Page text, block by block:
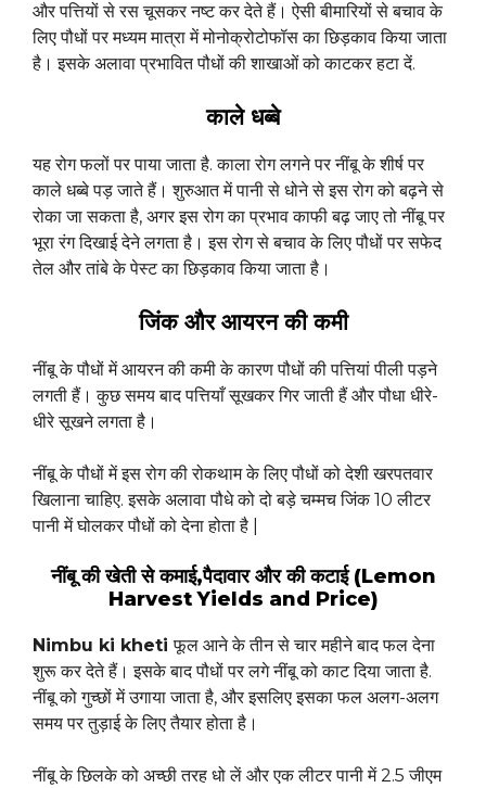
और पत्तियों से रस चूसकर नष्ट कर देते हैं। ऐसी बीमारियों से बचाव के
लिए पौधों पर मध्यम मात्रा में मोनोक्रोटोफॉस का छिड़काव किया जाता
है। इसके अलावा प्रभावित पौधों की शाखाओं को काटकर हटा दें.
काले धब्बे
यह रोग फलों पर पाया जाता है. काला रोग लगने पर नींबू के शीर्ष पर
काले धब्बे पड़ जाते हैं। शुरुआत में पानी से धोने से इस रोग को बढ़ने से
रोका जा सकता है, अगर इस रोग का प्रभाव काफी बढ़ जाए तो नींबू पर
भूरा रंग दिखाई देने लगता है। इस रोग से बचाव के लिए पौधों पर सफेद
तेल और तांबे के पेस्ट का छिड़काव किया जाता है।
जिंक और आयरन की कमी
नींबू के पौधों में आयरन की कमी के कारण पौधों की पत्तियां पीली पड़ने
लगती हैं। कुछ समय बाद पत्तियाँ सूखकर गिर जाती हैं और पौधा धीरे-
धीरे सूखने लगता है।
नींबू के पौधों में इस रोग की रोकथाम के लिए पौधों को देशी खरपतवार
खिलाना चाहिए. इसके अलावा पौधे को दो बड़े चम्मच जिंक 10 लीटर
पानी में घोलकर पौधों को देना होता है |
नींबू की खेती से कमाई,पैदावार और की कटाई (Lemon
Harvest Yields and Price)
Nimbu ki khetiफूल आने के तीन से चार महीने बाद फल देना
शुरू कर देते हैं। इसके बाद पौधों पर लगे नींबू को काट दिया जाता है.
नींबू को गुच्छों में उगाया जाता है, और इसलिए इसका फल अलग-अलग
समय पर तुड़ाई के लिए तैयार होता है।
नींबू के छिलके को अच्छी तरह धो लें और एक लीटर पानी में 2.5 जीएम